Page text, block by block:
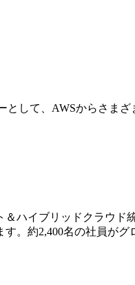
して、AWSからさま
ハイブリッドクラウド
。約2,400名の社員が